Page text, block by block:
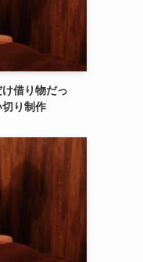
借り物だっ
り制作